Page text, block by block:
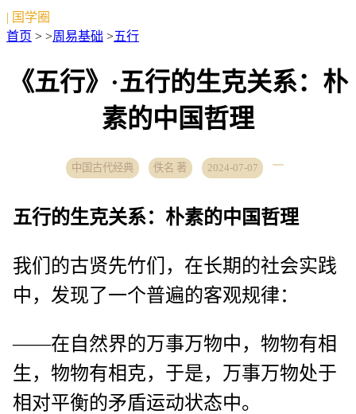
| 国学圈
首页 > >周易基础 >五行
《五行》·五行的生克关系：朴
素的中国哲理
中国古代经典 佚名 著 2024-07-07
五行的生克关系：朴素的中国哲理
我们的古贤先竹们，在长期的社会实践
中，发现了一个普遍的客观规律：
——在自然界的万事万物中，物物有相
生，物物有相克，于是，万事万物处于
相对平衡的矛盾运动状态中。